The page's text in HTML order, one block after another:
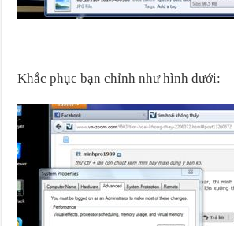
Khắc phục bạn chỉnh như hình dưới: